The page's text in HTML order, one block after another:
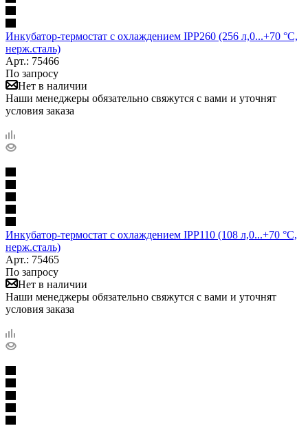
Инкубатор-термостат с охлаждением IPP260 (256 л,0...+70 °С,
нерж.сталь)
Арт.: 75466
По запросу
Нет в наличии
Наши менеджеры обязательно свяжутся с вами и уточнят
условия заказа
Инкубатор-термостат с охлаждением IPP110 (108 л,0...+70 °С,
нерж.сталь)
Арт.: 75465
По запросу
Нет в наличии
Наши менеджеры обязательно свяжутся с вами и уточнят
условия заказа